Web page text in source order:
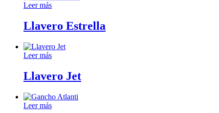
Leer más
Llavero Estrella
Leer más
Llavero Jet
Leer más